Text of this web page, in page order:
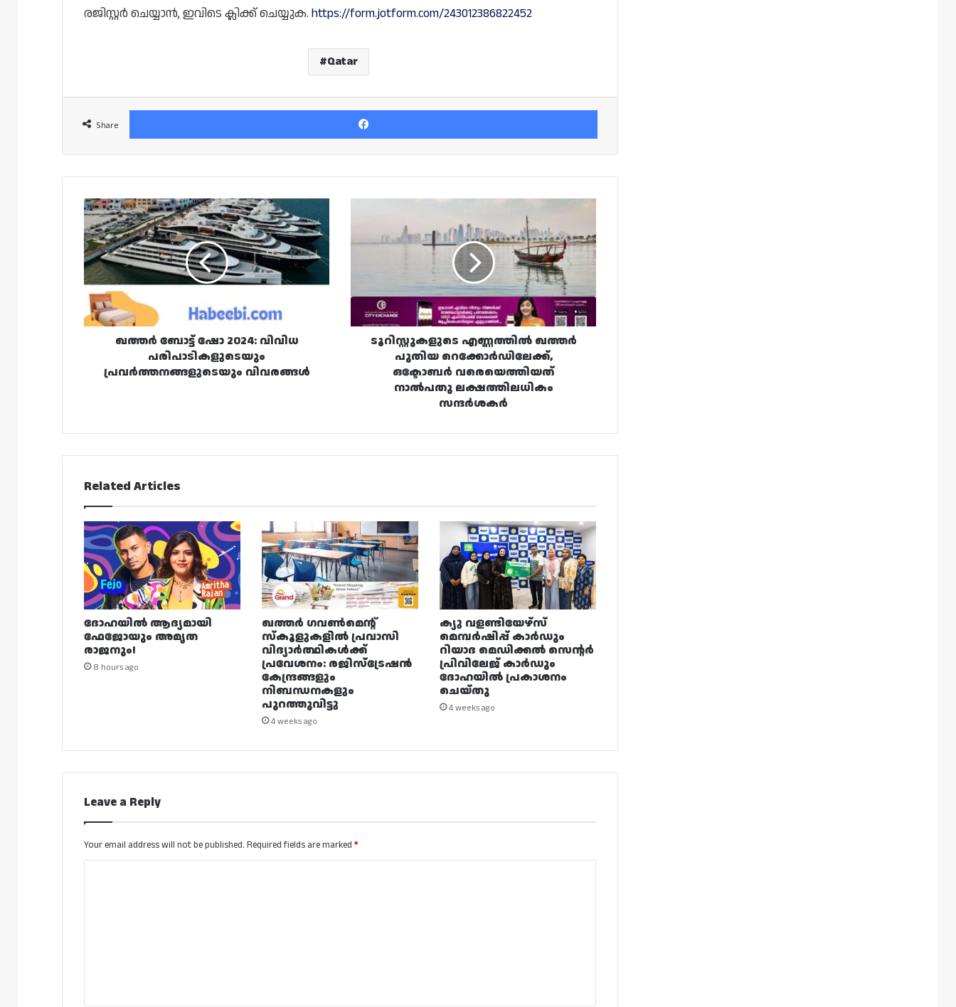
രജിസ്റ്റർ ചെയ്യാൻ, ഇവിടെ ക്ലിക്ക് ചെയ്യുക. https://form.jotform.com/243012386822452
Qatar
Share
Facebook
ഖത്തർ
ബോട്ട്
ഷോ
2024:
വിവിധ
പരിപാടികളുടെയും
പ്രവർത്തനങ്ങളുടെയും
വിവരങ്ങൾ
ഖത്തർ ബോട്ട് ഷോ 2024: വിവിധ
പരിപാടികളുടെയും
പ്രവർത്തനങ്ങളുടെയും വിവരങ്ങൾ
ഖത്തർ
പുതിയ
റെക്കോർഡിലേക്ക്,
വരെയെത്തിയത്
നാൽപതു
ലക്ഷത്തിലധികം
സന്ദർശകർ
ടൂറിസ്റ്റുകളുടെ എണ്ണത്തിൽ ഖത്തർ
പുതിയ റെക്കോർഡിലേക്ക്,
ഒക്ടോബർ വരെയെത്തിയത്
നാൽപതു ലക്ഷത്തിലധികം
സന്ദർശകർ
Related Articles
ദോഹയിൽ ആദ്യമായി
ഫേജോയും അമൃത
രാജനും!
8 hours ago
ഖത്തർ ഗവൺമെന്റ്
സ്കൂളുകളിൽ പ്രവാസി
വിദ്യാർത്ഥികൾക്ക്
പ്രവേശനം: രജിസ്ട്രേഷൻ
കേന്ദ്രങ്ങളും
നിബന്ധനകളും
പുറത്തുവിട്ടു
4 weeks ago
ക്യു വളണ്ടിയേഴ്‌സ്
മെമ്പർഷിപ്പ് കാർഡും
റിയാദ മെഡിക്കൽ സെന്റർ
പ്രിവിലേജ് കാർഡും
ദോഹയിൽ പ്രകാശനം
ചെയ്തു
4 weeks ago
Leave a Reply
Your email address will not be published. Required fields are marked *